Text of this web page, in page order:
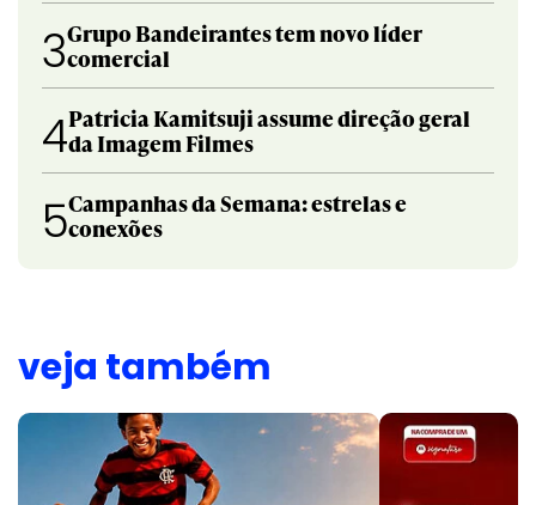
3Grupo Bandeirantes tem novo líder
comercial
4Patricia Kamitsuji assume direção geral
da Imagem Filmes
5Campanhas da Semana: estrelas e
conexões
veja também